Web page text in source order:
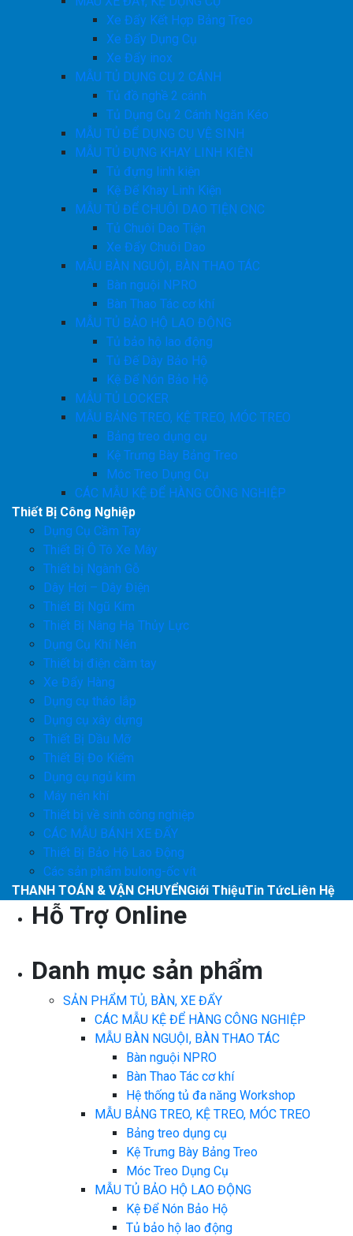
Xe Đẩy Kết Hợp Bảng Treo
Xe Đẩy Dụng Cụ
Xe Đẩy inox
MẪU TỦ DỤNG CỤ 2 CÁNH
Tủ đồ nghề 2 cánh
Tủ Dụng Cụ 2 Cánh Ngăn Kéo
MẪU TỦ ĐỂ DỤNG CỤ VỆ SINH
MẪU TỦ ĐỰNG KHAY LINH KIỆN
Tủ đựng linh kiện
Kệ Để Khay Linh Kiện
MẪU TỦ ĐỂ CHUÔI DAO TIỆN CNC
Tủ Chuôi Dao Tiện
Xe Đẩy Chuôi Dao
MẪU BÀN NGUỘI, BÀN THAO TÁC
Bàn nguội NPRO
Bàn Thao Tác cơ khí
MẪU TỦ BẢO HỘ LAO ĐỘNG
Tủ bảo hộ lao động
Tủ Đế Dày Bảo Hộ
Kệ Để Nón Bảo Hộ
MẪU TỦ LOCKER
MẪU BẢNG TREO, KỆ TREO, MÓC TREO
Bảng treo dụng cụ
Kệ Trưng Bày Bảng Treo
Móc Treo Dụng Cụ
CÁC MẪU KỆ ĐỂ HÀNG CÔNG NGHIỆP
Thiết Bị Công Nghiệp
Dụng Cụ Cầm Tay
Thiết Bị Ô Tô Xe Máy
Thiết bị Ngành Gỗ
Dây Hơi – Dây Điện
Thiết Bị Ngũ Kim
Thiết Bị Nâng Hạ Thủy Lực
Dụng Cụ Khí Nén
Thiết bị điện cầm tay
Xe Đẩy Hàng
Dụng cụ tháo lắp
Dụng cụ xây dựng
Thiết Bị Dầu Mỡ
Thiết Bị Đo Kiểm
Dụng cụ ngủ kim
Máy nén khí
Thiết bị về sinh công nghiệp
CÁC MẪU BÁNH XE ĐẨY
Thiết Bị Bảo Hộ Lao Động
Các sản phẩm bulong-ốc vít
THANH TOÁN & VẬN CHUYỂNGiới ThiệuTin TứcLiên Hệ
Hỗ Trợ Online
Danh mục sản phẩm
SẢN PHẨM TỦ, BÀN, XE ĐẨY
CÁC MẪU KỆ ĐỂ HÀNG CÔNG NGHIỆP
MẪU BÀN NGUỘI, BÀN THAO TÁC
Bàn nguội NPRO
Bàn Thao Tác cơ khí
Hệ thống tủ đa năng Workshop
MẪU BẢNG TREO, KỆ TREO, MÓC TREO
Bảng treo dụng cụ
Kệ Trưng Bày Bảng Treo
Móc Treo Dụng Cụ
MẪU TỦ BẢO HỘ LAO ĐỘNG
Kệ Để Nón Bảo Hộ
Tủ bảo hộ lao động